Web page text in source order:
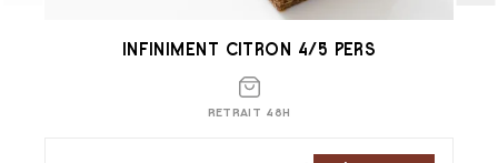
INFINIMENT CITRON 4/5 PERS
RETRAIT 48H